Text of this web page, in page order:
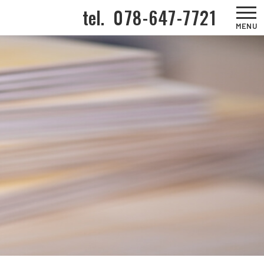
MENU
tel. 078-647-7721